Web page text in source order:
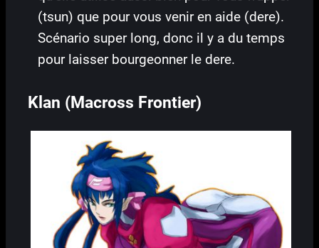
(tsun) que pour vous venir en aide (dere).
Scénario super long, donc il y a du temps
pour laisser bourgeonner le dere.
Klan (Macross Frontier)